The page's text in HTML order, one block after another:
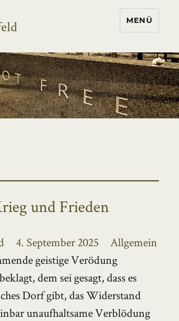
MENÜ
und Frieden
Veröffentlicht
am
4. September 2025 Kategorien
Allgemein
geistige Verödung
dem sei gesagt, dass es
Dorf gibt, das Widerstand
unaufhaltsame Verblödung